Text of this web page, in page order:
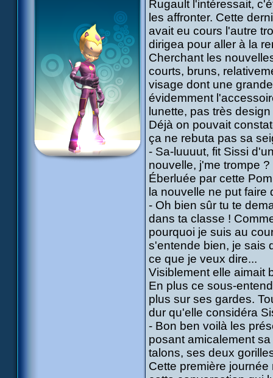
Rugault l'intéressait,
les affronter. Cette
avait eu cours l'autre
dirigea pour aller à la
Cherchant les
courts, bruns,
visage dont une
évidemment
lunette, pas très
Déjà on pouvait
ça ne rebuta pas sa
- Sa-luuuut, fit Sissi
nouvelle, j'me trompe ?
Éberluée par cette
la nouvelle ne put
- Oh bien sûr tu te
dans ta classe !
pourquoi je suis au
s'entende bien, je sais
ce que je veux dire...
Visiblement elle aimait
En plus ce sous-
plus sur ses gardes.
dur qu'elle considéra
- Bon ben voilà les
posant amicalement
talons, ses deux
Cette première